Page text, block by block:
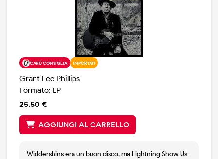
CARÙ CONSIGLIA IMPORTATI
Grant Lee Phillips
Formato: LP
25.50 €
AGGIUNGI AL CARRELLO
Widdershins era un buon disco, ma Lightning Show Us